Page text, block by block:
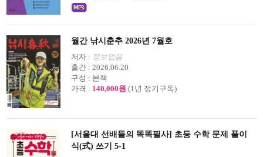
월간 낚시춘추 2026년 7월호
저자 : 정보없음
출간 : 2026.06.20
구성 : 본책
가격 : 140,000원 (1년 정기구독)
[서울대 선배들의 똑똑필사] 초등 수학 문제 풀이
식(式) 쓰기 5-1